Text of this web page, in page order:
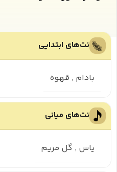
نت‌های ابتدایی
بادام , قهوه
نت‌های میانی
یاس , گل مریم